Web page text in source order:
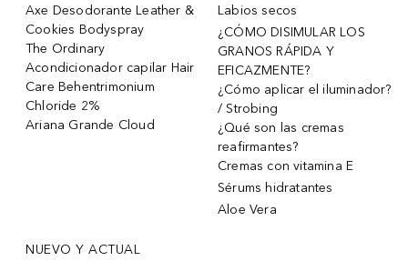
Axe Desodorante Leather &
Cookies Bodyspray
The Ordinary
Acondicionador capilar Hair
Care Behentrimonium
Chloride 2%
Ariana Grande Cloud
Labios secos
¿CÓMO DISIMULAR LOS
GRANOS RÁPIDA Y
EFICAZMENTE?
¿Cómo aplicar el iluminador?
/ Strobing
¿Qué son las cremas
reafirmantes?
Cremas con vitamina E
Sérums hidratantes
Aloe Vera
NUEVO Y ACTUAL